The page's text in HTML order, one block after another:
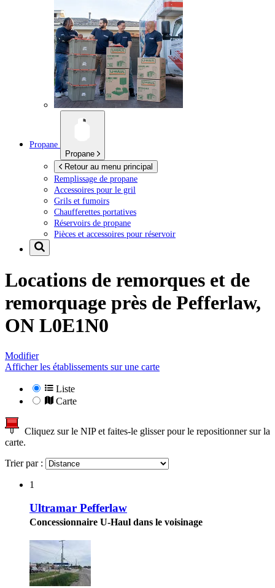
Propane
Propane
Retour au menu principal
Remplissage de propane
Accessoires pour le gril
Grils et fumoirs
Chaufferettes portatives
Réservoirs de propane
Pièces et accessoires pour réservoir
Locations de remorques et de
remorquage près de Pefferlaw,
ON L0E1N0
Modifier
Afficher les établissements sur une carte
Liste
Carte
Cliquez sur le NIP et faites-le glisser pour le repositionner sur la
carte.
Trier par :
1
Ultramar Pefferlaw
Concessionnaire U-Haul dans le voisinage